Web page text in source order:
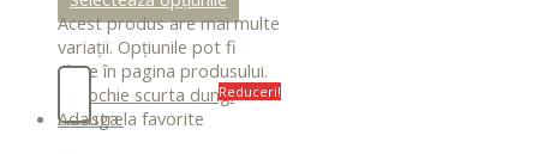
Acest produs are mai multe
variații. Opțiunile pot fi
alese în pagina produsului.
Adauga la favorite
Reduceri!